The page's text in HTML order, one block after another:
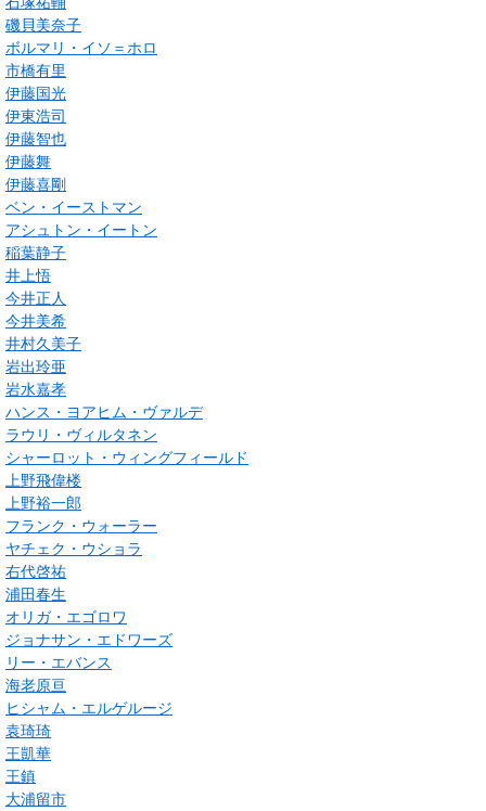
磯貝美奈子
ボルマリ・イソ＝ホロ
市橋有里
伊藤国光
伊東浩司
伊藤智也
伊藤舞
伊藤喜剛
ベン・イーストマン
アシュトン・イートン
稲葉静子
井上悟
今井正人
今井美希
井村久美子
岩出玲亜
岩水嘉孝
ハンス・ヨアヒム・ヴァルデ
ラウリ・ヴィルタネン
シャーロット・ウィングフィールド
上野飛偉楼
上野裕一郎
フランク・ウォーラー
ヤチェク・ウショラ
右代啓祐
浦田春生
オリガ・エゴロワ
ジョナサン・エドワーズ
リー・エバンス
海老原亘
ヒシャム・エルゲルージ
袁琦琦
王凱華
王鎮
大浦留市